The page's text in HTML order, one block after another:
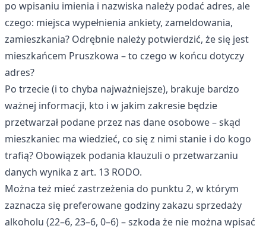
po wpisaniu imienia i nazwiska należy podać adres, ale
czego: miejsca wypełnienia ankiety, zameldowania,
zamieszkania? Odrębnie należy potwierdzić, że się jest
mieszkańcem Pruszkowa – to czego w końcu dotyczy
adres?
Po trzecie (i to chyba najważniejsze), brakuje bardzo
ważnej informacji, kto i w jakim zakresie będzie
przetwarzał podane przez nas dane osobowe – skąd
mieszkaniec ma wiedzieć, co się z nimi stanie i do kogo
trafią? Obowiązek podania klauzuli o przetwarzaniu
danych wynika z art. 13 RODO.
Można też mieć zastrzeżenia do punktu 2, w którym
zaznacza się preferowane godziny zakazu sprzedaży
alkoholu (22–6, 23–6, 0–6) – szkoda że nie można wpisać